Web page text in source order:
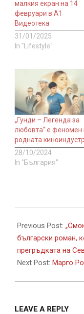
малкия екран на 14
февруари в А1
Видеотека
31/01/2025
In "Lifestyle"
„Гунди – Легенда за
любовта“ е феномен
родната
28/10/2024
In "България"
11-
04
Previous Post:
български роман,
прегръдката на
Next Post: Марго
LEAVE A REPLY